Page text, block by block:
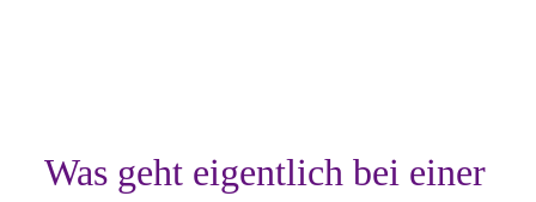
Was geht eigentlich bei einer